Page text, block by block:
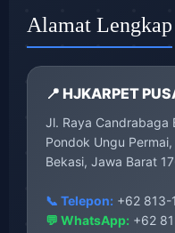
Alamat Lengkap
📍 HJKARPET
Jl. Raya Candrabaga
Pondok Ungu
Bekasi, Jawa Barat
📞 Telepon: +62 813-
💬 WhatsApp: +62